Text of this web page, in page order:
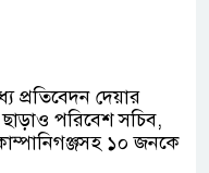
প্রতিবেদন দেয়ার
ছাড়াও পরিবেশ সচিব,
১০ জনকে